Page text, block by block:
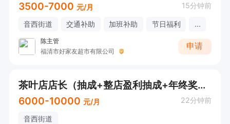
3500-7000 元/月 15分钟前
音西街道 交通补助 加班补助 节日福利 ...
陈主管
福清市好家友超市有限公司
申请
茶叶店店长（抽成+整店盈利抽成+年终奖金）
6000-10000 元/月 22分钟前
音西街道